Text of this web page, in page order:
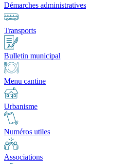
Démarches administratives
Transports
Bulletin municipal
Menu cantine
Urbanisme
Numéros utiles
Associations